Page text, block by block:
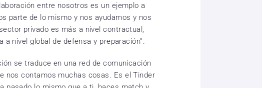
entre nosotros es un ejemplo a
parte de lo mismo y nos ayudamos y nos
privado es más a nivel contractual,
nivel global de defensa y preparación”.
se traduce en una red de comunicación
nos contamos muchas cosas. Es el Tinder